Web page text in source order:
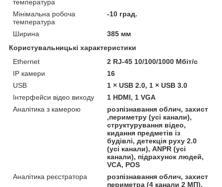
температура
Мінімальна робоча
температура
-10 град.
Ширина
385 мм
Користувальницькі характеристики
Ethernet
2 RJ-45 10/100/1000 Мбіт/с
IP камери
16
USB
1 × USB 2.0, 1 × USB 3.0
Інтерфейси відео виходу
1 HDMI, 1 VGA
Аналітика з камерою
розпізнавання облич, захист
,периметру (усі канали),
структурування відео,
кидання предметів із
будівлі, детекція руху 2.0
(усі канали), ANPR (усі
канали), підрахунок людей,
VCA, POS
Аналітика реєстратора
розпізнавання облич, захист
периметра (4 канали 2 МП),